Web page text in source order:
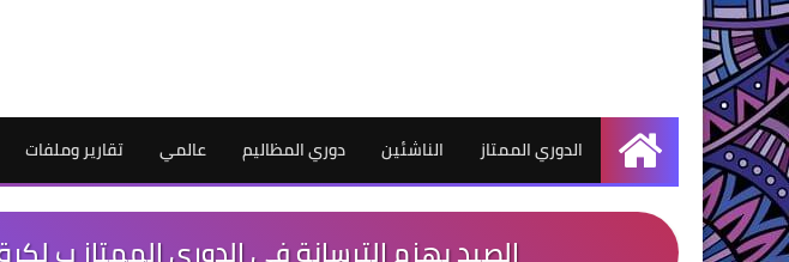
الرئيسية
الدوري الممتاز الناشئين دوري المظاليم عالمي تقارير وملفات